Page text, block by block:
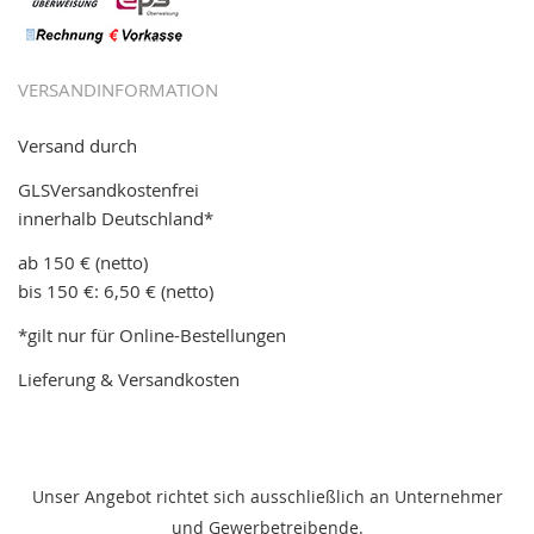
VERSANDINFORMATION
Versand durch
GLSVersandkostenfrei
innerhalb Deutschland*
ab 150 € (netto)
bis 150 €: 6,50 € (netto)
*gilt nur für Online-Bestellungen
Lieferung & Versandkosten
Unser Angebot richtet sich ausschließlich an Unternehmer
und Gewerbetreibende.